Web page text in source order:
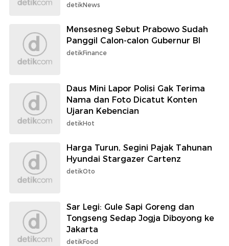
detikNews
Mensesneg Sebut Prabowo Sudah
Panggil Calon-calon Gubernur BI
detikFinance
Daus Mini Lapor Polisi Gak Terima
Nama dan Foto Dicatut Konten
Ujaran Kebencian
detikHot
Harga Turun, Segini Pajak Tahunan
Hyundai Stargazer Cartenz
detikOto
Sar Legi: Gule Sapi Goreng dan
Tongseng Sedap Jogja Diboyong ke
Jakarta
detikFood